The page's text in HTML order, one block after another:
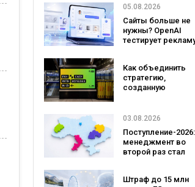
конкурента
Verizon, AT&T и T-
Mobile
05.08.2026
Сайты больше не
нужны? OpenAI
тестирует
бренда
Как объединить
стратегию,
созданную
izi и агентства
03.08.2026
Поступление-2026:
менеджмент во
второй раз стал
а количество
Штраф до 15 млн